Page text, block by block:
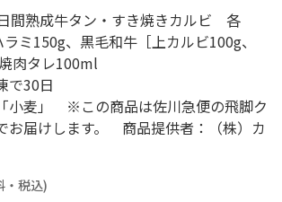
間熟成牛タン・すき焼きカルビ 各
ミ150g、黒毛和牛［上カルビ100g、
肉タレ100ml
で30日
小麦」 ※この商品は佐川急便の飛脚ク
お届けします。 商品提供者：（株）カ
・税込)